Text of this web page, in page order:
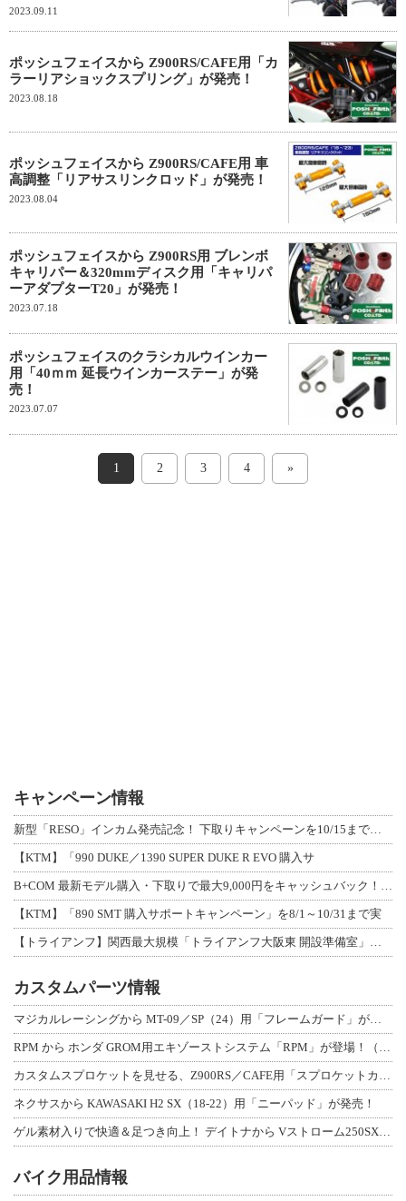
2023.09.11
ポッシュフェイスから Z900RS/CAFE用「カ
ラーリアショックスプリング」が発売！
2023.08.18
ポッシュフェイスから Z900RS/CAFE用 車
高調整「リアサスリンクロッド」が発売！
2023.08.04
ポッシュフェイスから Z900RS用 ブレンボ
キャリパー＆320mmディスク用「キャリパ
ーアダプターT20」が発売！
2023.07.18
ポッシュフェイスのクラシカルウインカー
用「40ｍｍ 延長ウインカーステー」が発
売！
2023.07.07
1 2 3 4 »
キャンペーン情報
新型「RESO」インカム発売記念！ 下取りキャンペーンを10/15まで延長して開
【KTM】「990 DUKE／1390 SUPER DUKE R EVO 購入サ
B+COM 最新モデル購入・下取りで最大9,000円をキャッシュバック！「B+F
【KTM】「890 SMT 購入サポートキャンペーン」を8/1～10/31まで実
【トライアンフ】関西最大規模「トライアンフ大阪東 開設準備室」がオープン！ 限定
カスタムパーツ情報
マジカルレーシングから MT-09／SP（24）用「フレームガード」が登場！
RPM から ホンダ GROM用エキゾーストシステム「RPM」が登場！（動画あり
カスタムスプロケットを見せる、Z900RS／CAFE用「スプロケットカバーフルキ
ネクサスから KAWASAKI H2 SX（18-22）用「ニーパッド」が発売！
ゲル素材入りで快適＆足つき向上！ デイトナから Vストローム250SX用「快適ロ
バイク用品情報